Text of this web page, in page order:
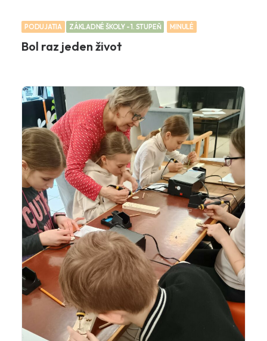
PODUJATIA ZÁKLADNÉ ŠKOLY - 1. STUPEŇ MINULÉ
Bol raz jeden život